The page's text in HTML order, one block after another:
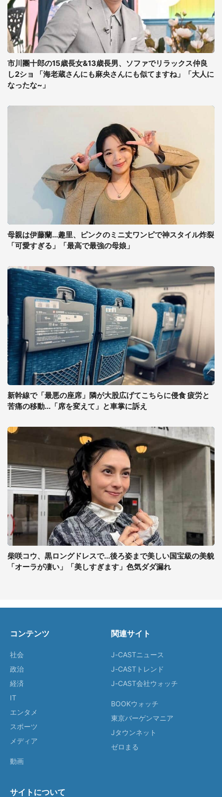
市川團十郎の15歳長女&13歳長男、ソファでリラックス仲良
し2ショ 「海老蔵さんにも麻央さんにも似てますね」「大人に
なったな~」
母親は伊藤蘭...趣里、ピンクのミニ丈ワンピで神スタイル炸裂
「可愛すぎる」「最高で最強の母娘」
新幹線で「最悪の座席」隣が大股広げてこちらに侵食 疲労と
苦痛の移動...「席を変えて」と車掌に訴え
柴咲コウ、黒ロングドレスで...後ろ姿まで美しい国宝級の美貌
「オーラが凄い」「美しすぎます」色気ダダ漏れ
コンテンツ
社会
政治
経済
IT
エンタメ
スポーツ
メディア
動画
関連サイト
J-CASTニュース
J-CASTトレンド
J-CAST会社ウォッチ
BOOKウォッチ
東京バーゲンマニア
Jタウンネット
ゼロまる
サイトについて